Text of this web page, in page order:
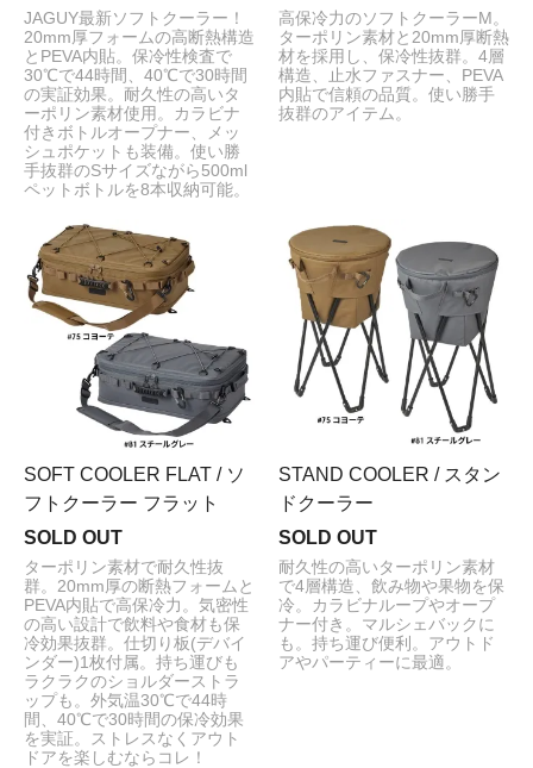
JAGUY最新ソフトクーラー！
20mm厚フォームの高断熱構造
とPEVA内貼。保冷性検査で
30℃で44時間、40℃で30時間
の実証効果。耐久性の高いタ
ーポリン素材使用。カラビナ
付きボトルオープナー、メッ
シュポケットも装備。使い勝
手抜群のSサイズながら500ml
ペットボトルを8本収納可能。
高保冷力のソフトクーラーM。
ターポリン素材と20mm厚断熱
材を採用し、保冷性抜群。4層
構造、止水ファスナー、PEVA
内貼で信頼の品質。使い勝手
抜群のアイテム。
SOFT COOLER FLAT / ソ
フトクーラー フラット
SOLD OUT
ターポリン素材で耐久性抜
群。20mm厚の断熱フォームと
PEVA内貼で高保冷力。気密性
の高い設計で飲料や食材も保
冷効果抜群。仕切り板(デバイ
ンダー)1枚付属。持ち運びも
ラクラクのショルダーストラ
ップも。外気温30℃で44時
間、40℃で30時間の保冷効果
を実証。ストレスなくアウト
ドアを楽しむならコレ！
STAND COOLER / スタン
ドクーラー
SOLD OUT
耐久性の高いターポリン素材
で4層構造、飲み物や果物を保
冷。カラビナループやオープ
ナー付き。マルシェバックに
も。持ち運び便利。アウトド
アやパーティーに最適。